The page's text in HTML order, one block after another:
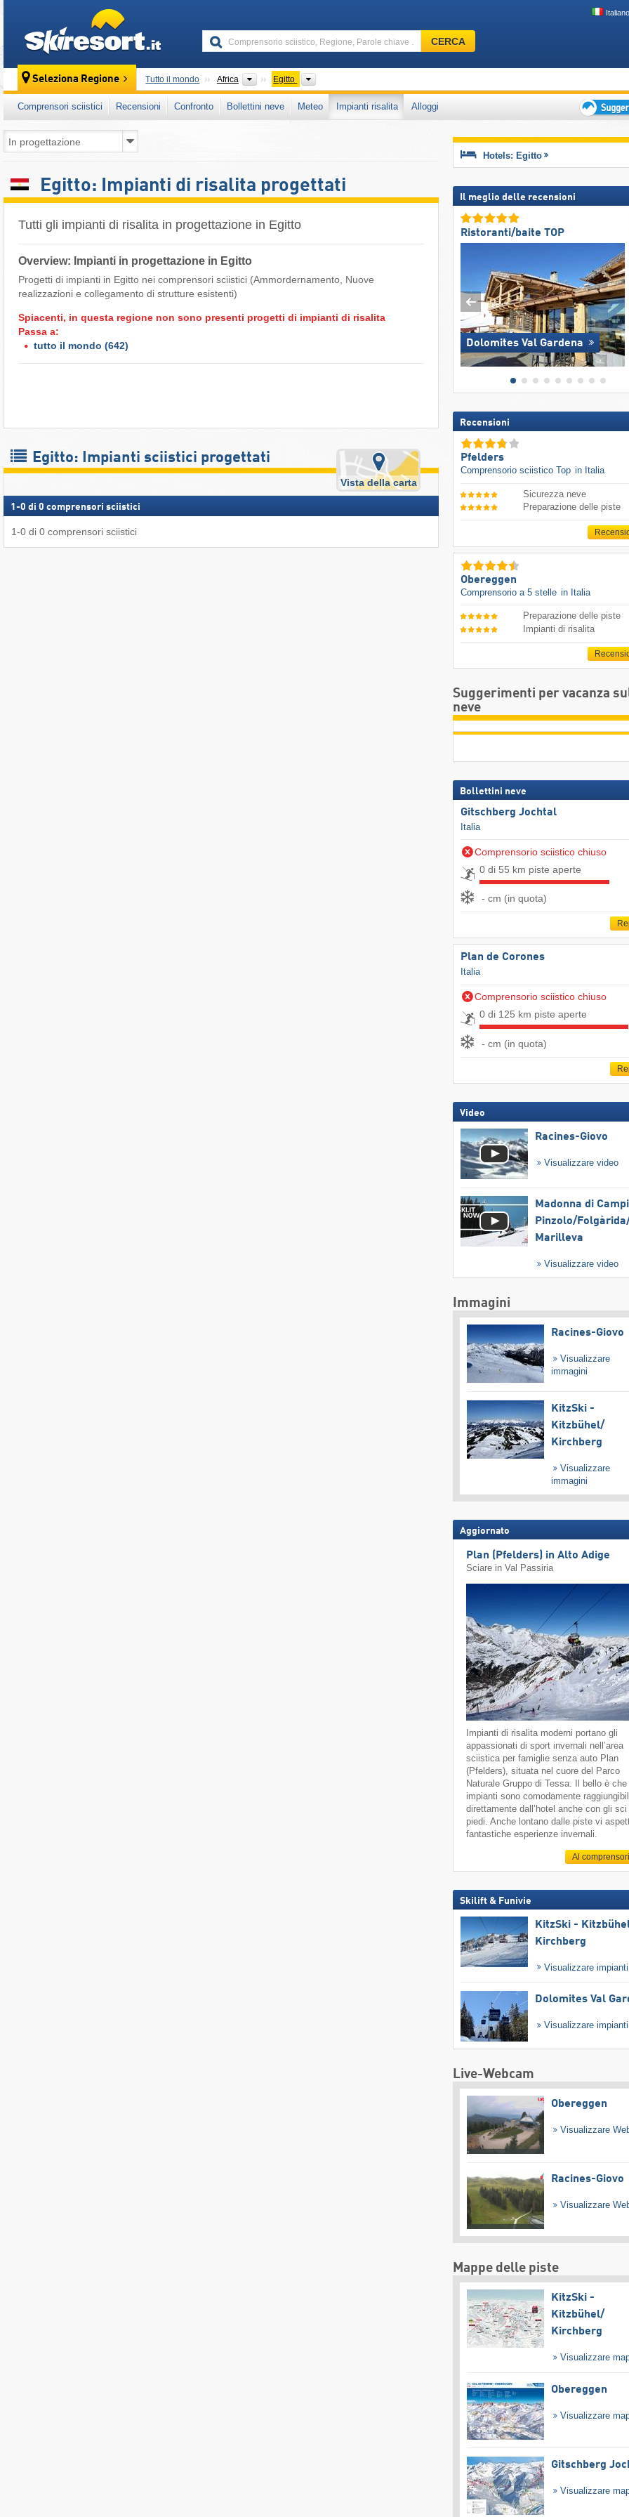
Italiano
Comprensorio
sciistico,
chiave
…
CERCA
Seleziona Regione Tutto il mondo Africa Continenti
Egitto
Comprensori sciistici Recensioni Confronto Bollettini neve Meteo Impianti risalita
Alloggi
per
Egitto: Impianti di risalita progettati
Tutti gli impianti di risalita in progettazione in Egitto
Overview: Impianti in progettazione in Egitto
Progetti di impianti in Egitto nei comprensori sciistici (Ammordernamento, Nuove
realizzazioni e collegamento di strutture esistenti)
Spiacenti, in questa regione non sono presenti progetti di impianti di risalita
Passa a:
tutto il mondo (642)
Egitto: Impianti sciistici progettati
Vista della carta
1 -0 di 0 comprensori sciistici
1-0 di 0 comprensori sciistici
Hotels: Egitto
Il meglio delle recensioni
Ristoranti/baite TOP
Dolomites Val Gardena
Recensioni
Pfelders
Comprensorio sciistico Top in Italia
Sicurezza neve
Preparazione delle piste
Obereggen
Comprensorio a 5 stelle in Italia
Preparazione delle piste
Impianti di risalita
Suggerimenti per vacanza
neve
Bollettini neve
Gitschberg Jochtal
Italia
Comprensorio sciistico chiuso
0 di 55 km piste aperte
- cm (in quota)
Plan de Corones
Italia
Comprensorio sciistico chiuso
0 di 125 km piste aperte
- cm (in quota)
Video
Racines-Giovo
Visualizzare video
Madonna di
Pinzolo/​
Marilleva
Visualizzare video
Immagini
Racines-Giovo
Visualizzare
immagini
KitzSki -
Kitzbühel/​
Kirchberg
Visualizzare
immagini
Aggiornato
Plan (Pfelders) in Alto Adige
Sciare in Val Passiria
Impianti di risalita moderni portano gli
appassionati di sport invernali nell’area
sciistica per famiglie senza auto Plan
(Pfelders), situata nel cuore del Parco
Naturale Gruppo di Tessa. Il bello è che
impianti sono comodamente
direttamente dall’hotel anche con gli sci
piedi. Anche lontano dalle piste vi
fantastiche esperienze invernali.
Al
Skilift & Funivie
KitzSki -
Kirchberg
Visualizzare
Dolomites Val
Visualizzare
Live-Webcam
Obereggen
Visualizzare
Racines-Giovo
Visualizzare
Mappe delle piste
KitzSki -
Kitzbühel/​
Kirchberg
Visualizzare
Obereggen
Visualizzare
Gitschberg
Visualizzare